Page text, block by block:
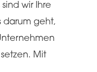
wir Ihre
darum geht,
Mit